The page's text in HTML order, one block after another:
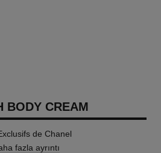
BODY CREAM
de Chanel
fazla ayrıntı